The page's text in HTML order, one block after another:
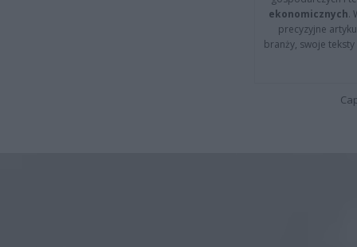
ekonomicznych.
precyzyjne
branży, swoje